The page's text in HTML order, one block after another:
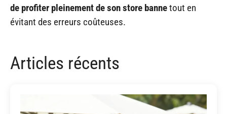
de profiter pleinement de son store bannetout en
évitant des erreurs coûteuses.
Articles récents